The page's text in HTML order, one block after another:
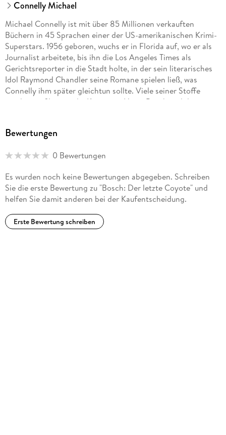
Connelly Michael
Michael Connelly ist mit über 85 Millionen verkauften
Büchern in 45 Sprachen einer der US-amerikanischen Krimi-
Superstars. 1956 geboren, wuchs er in Florida auf, wo er als
Journalist arbeitete, bis ihn die Los Angeles Times als
Gerichtsreporter in die Stadt holte, in der sein literarisches
Idol Raymond Chandler seine Romane spielen ließ, was
Connelly ihm später gleichtun sollte. Viele seiner Stoffe
wurden verfilmt, so die Krimis um Harry Bosch und den
Bewertungen
0 Bewertungen
Es wurden noch keine Bewertungen abgegeben. Schreiben
Sie die erste Bewertung zu "Bosch: Der letzte Coyote" und
helfen Sie damit anderen bei der Kaufentscheidung.
Erste Bewertung schreiben